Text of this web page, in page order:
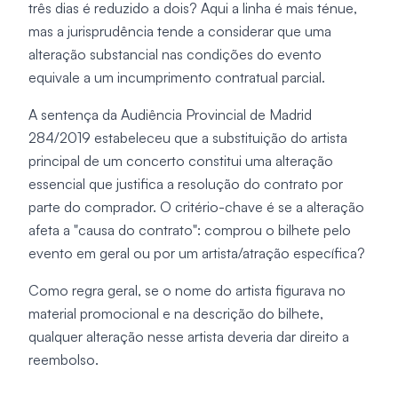
três dias é reduzido a dois? Aqui a linha é mais ténue,
mas a jurisprudência tende a considerar que uma
alteração substancial nas condições do evento
equivale a um incumprimento contratual parcial.
A sentença da Audiência Provincial de Madrid
284/2019 estabeleceu que a substituição do artista
principal de um concerto constitui uma alteração
essencial que justifica a resolução do contrato por
parte do comprador. O critério-chave é se a alteração
afeta a "causa do contrato": comprou o bilhete pelo
evento em geral ou por um artista/atração específica?
Como regra geral, se o nome do artista figurava no
material promocional e na descrição do bilhete,
qualquer alteração nesse artista deveria dar direito a
reembolso.